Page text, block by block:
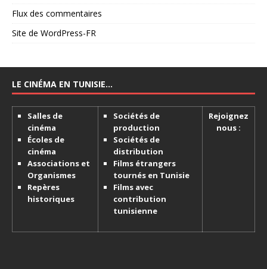
Flux des commentaires
Site de WordPress-FR
LE CINÉMA EN TUNISIE…
Salles de
cinéma
Écoles de
cinéma
Associations et
Organismes
Repères
historiques
Sociétés de
production
Sociétés de
distribution
Films étrangers
tournés en Tunisie
Films avec
contribution
tunisienne
Rejoignez
nous :